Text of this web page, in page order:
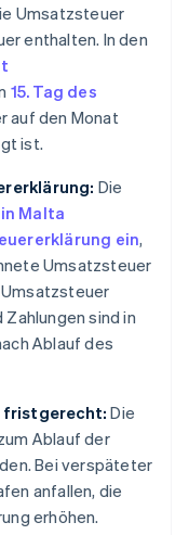
Umsatzsteuer
enthalten. In den
15. Tag des
auf den Monat
ist.
Die
Malta
ein,
Umsatzsteuer
sind in
Ablauf des
fristgerecht: Die
Ablauf der
Bei verspäteter
anfallen, die
erhöhen.